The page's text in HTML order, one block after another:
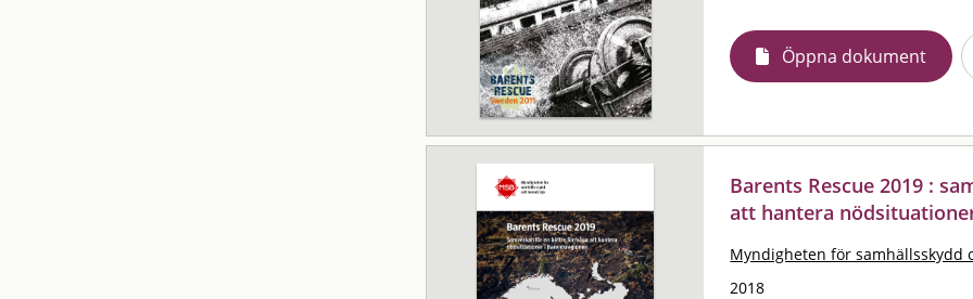
Öppna dokument
Barents Rescue 2019 :
att hantera
Myndigheten för samhällsskydd
2018